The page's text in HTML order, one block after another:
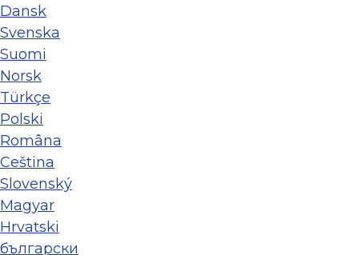
Dansk
Svenska
Suomi
Norsk
Türkçe
Polski
Româna
Ceština
Slovenský
Magyar
Hrvatski
български